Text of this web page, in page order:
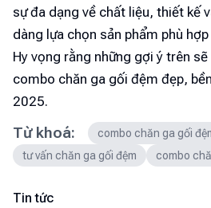
Tin tức
sự đa dạng về chất liệu, thiết kế
dàng lựa chọn sản phẩm phù
Hy vọng rằng những gợi ý trên
combo chăn ga gối đệm đẹp,
2025.
Từ khoá: combo chăn ga gối
tư vấn chăn ga gối đệm
combo